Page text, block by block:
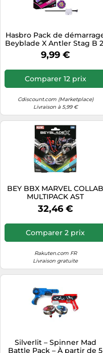
Hasbro Pack de
Beyblade X Antler Stag B
60HN CX toupie et lanceur
9,99 €
Comparer 12 prix
Cdiscount.com (Marketplace)
Livraison à 5,99 €
BEY BBX MARVEL COLLAB
MULTIPACK AST
32,46 €
Comparer 2 prix
Rakuten.com FR
Livraison gratuite
Silverlit – Spinner Mad
Battle Pack – À partir de 5